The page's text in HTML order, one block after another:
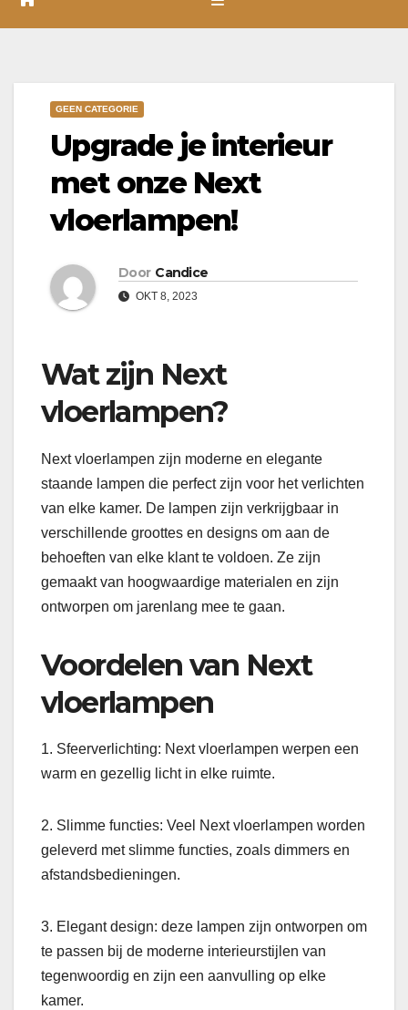
GEEN CATEGORIE
Upgrade je interieur
met onze Next
vloerlampen!
Door Candice
OKT 8, 2023
Wat zijn Next
vloerlampen?
Next vloerlampen zijn moderne en elegante
staande lampen die perfect zijn voor het verlichten
van elke kamer. De lampen zijn verkrijgbaar in
verschillende groottes en designs om aan de
behoeften van elke klant te voldoen. Ze zijn
gemaakt van hoogwaardige materialen en zijn
ontworpen om jarenlang mee te gaan.
Voordelen van Next
vloerlampen
1. Sfeerverlichting: Next vloerlampen werpen een
warm en gezellig licht in elke ruimte.
2. Slimme functies: Veel Next vloerlampen worden
geleverd met slimme functies, zoals dimmers en
afstandsbedieningen.
3. Elegant design: deze lampen zijn ontworpen om
te passen bij de moderne interieurstijlen van
tegenwoordig en zijn een aanvulling op elke
kamer.